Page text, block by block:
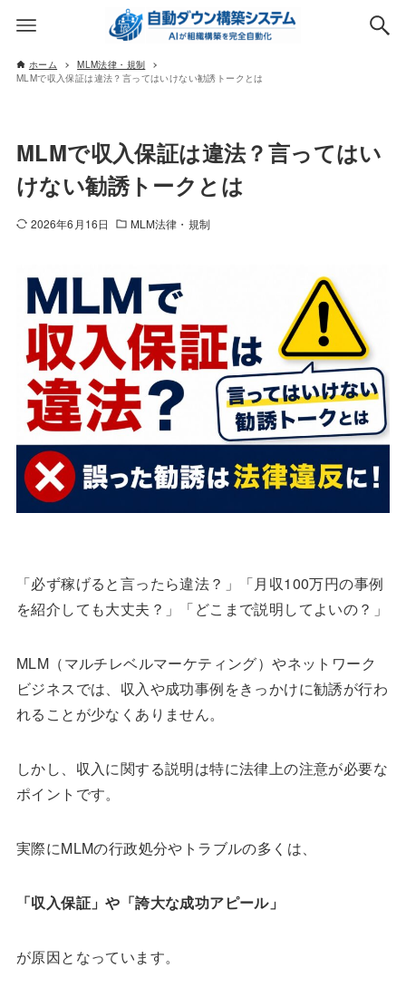
ホーム
MLM法律・規制
MLMで収入保証は違法？言ってはいけない勧誘トークとは
MLMで収入保証は違法？言ってはい
けない勧誘トークとは
2026年6月16日 MLM法律・規制
「必ず稼げると言ったら違法？」「月収100万円の事例
を紹介しても大丈夫？」「どこまで説明してよいの？」
MLM（マルチレベルマーケティング）やネットワーク
ビジネスでは、収入や成功事例をきっかけに勧誘が行わ
れることが少なくありません。
しかし、収入に関する説明は特に法律上の注意が必要な
ポイントです。
実際にMLMの行政処分やトラブルの多くは、
「収入保証」や「誇大な成功アピール」
が原因となっています。